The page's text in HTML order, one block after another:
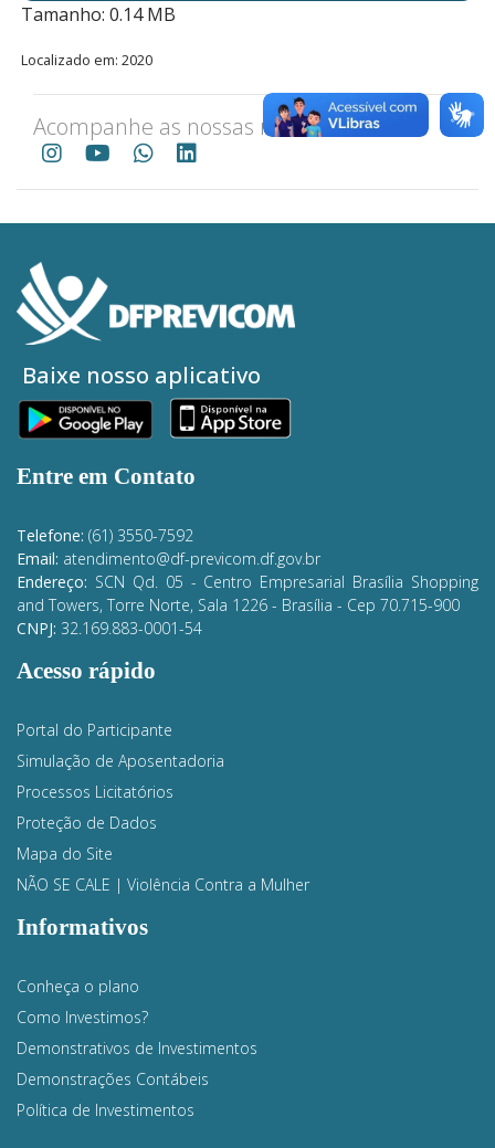
Tamanho: 0.14 MB
Localizado em: 2020
Acompanhe as nossas redes sociais
Baixe nosso aplicativo
Entre em Contato
Telefone: (61) 3550-7592
Email: atendimento@df-previcom.df.gov.br
Endereço: SCN Qd. 05 - Centro Empresarial Brasília Shopping
and Towers, Torre Norte, Sala 1226 - Brasília - Cep 70.715-900
CNPJ: 32.169.883-0001-54
Acesso rápido
Portal do Participante
Simulação de Aposentadoria
Processos Licitatórios
Proteção de Dados
Mapa do Site
NÃO SE CALE | Violência Contra a Mulher
Informativos
Conheça o plano
Como Investimos?
Demonstrativos de Investimentos
Demonstrações Contábeis
Política de Investimentos